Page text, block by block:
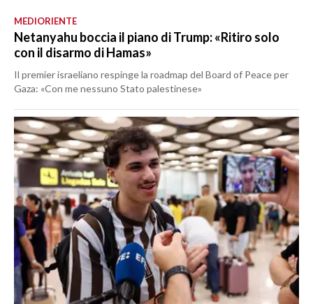
MEDIORIENTE
Netanyahu boccia il piano di Trump: «Ritiro solo
con il disarmo di Hamas»
Il premier israeliano respinge la roadmap del Board of Peace per
Gaza: «Con me nessuno Stato palestinese»